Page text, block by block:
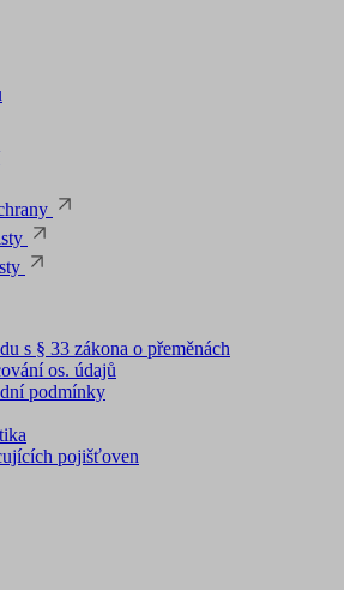
s § 33 zákona o přeměnách
os. údajů
podmínky
pojišťoven